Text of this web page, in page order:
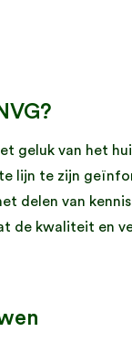
van het
lijn te zijn
delen van
de kwaliteit en